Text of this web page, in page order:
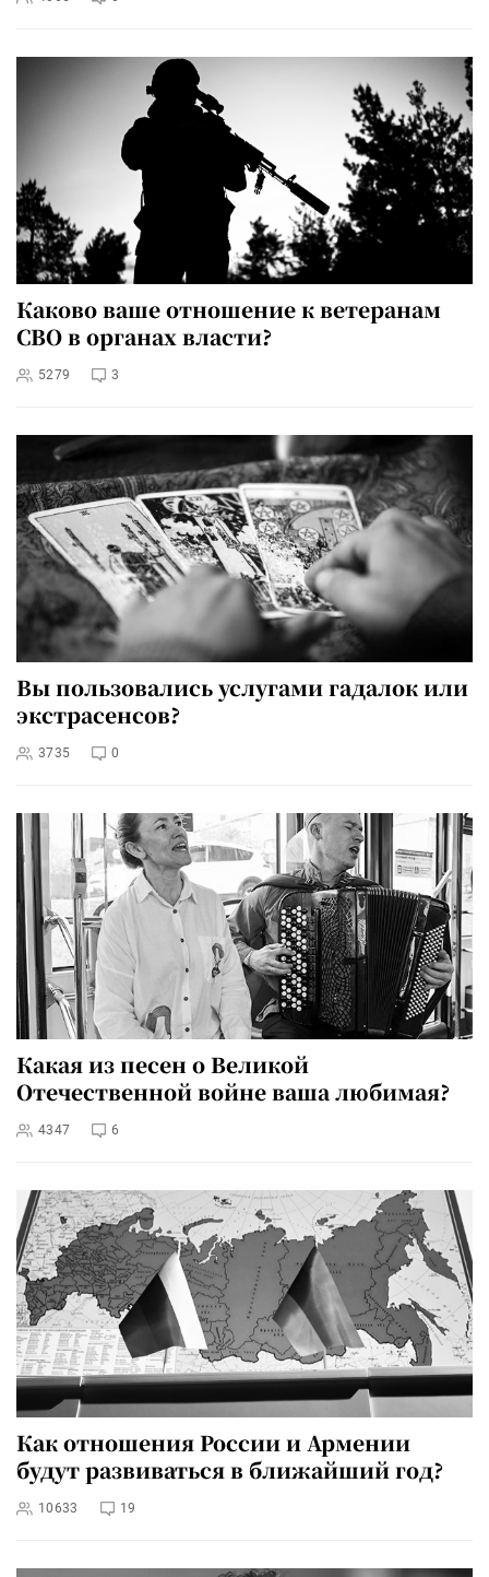
Каково ваше отношение к ветеранам
СВО в органах власти?
5279 3
Вы пользовались услугами гадалок или
экстрасенсов?
3735 0
Какая из песен о Великой
Отечественной войне ваша любимая?
4347 6
Как отношения России и Армении
будут развиваться в ближайший год?
10633 19